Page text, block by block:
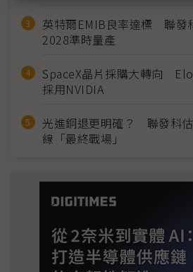
英特爾EMIB良率達標 聯發
2028準時量產
SpaceX晶片採購大轉向
採用NVIDIA
光進銅退更明確？ 聯發科
線「最終戰場」